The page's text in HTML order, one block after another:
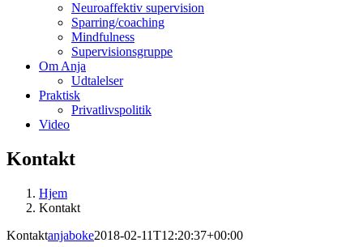
Neuroaffektiv supervision
Sparring/coaching
Mindfulness
Supervisionsgruppe
Om Anja
Udtalelser
Praktisk
Privatlivspolitik
Video
Kontakt
Hjem
Kontakt
Kontaktanjaboke2018-02-11T12:20:37+00:00